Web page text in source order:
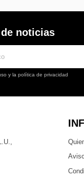
noticias
y la política de privacidad